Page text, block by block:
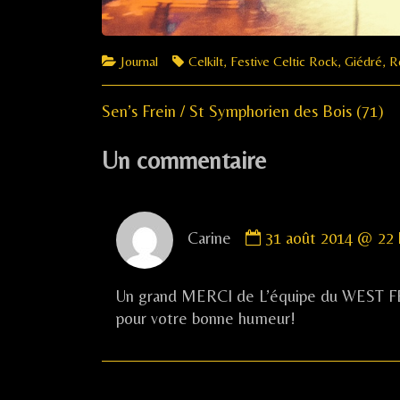
Categories
Journal Tags
Celkilt, Festive Celtic Rock, Giédré,
Navigation
de
Previous
Sen’s Frein / St Symphorien des Bois (71)
Un commentaire
Carine
by
published
31 août 2014 @ 22
Un grand MERCI de L’équipe du WEST
pour votre bonne humeur!